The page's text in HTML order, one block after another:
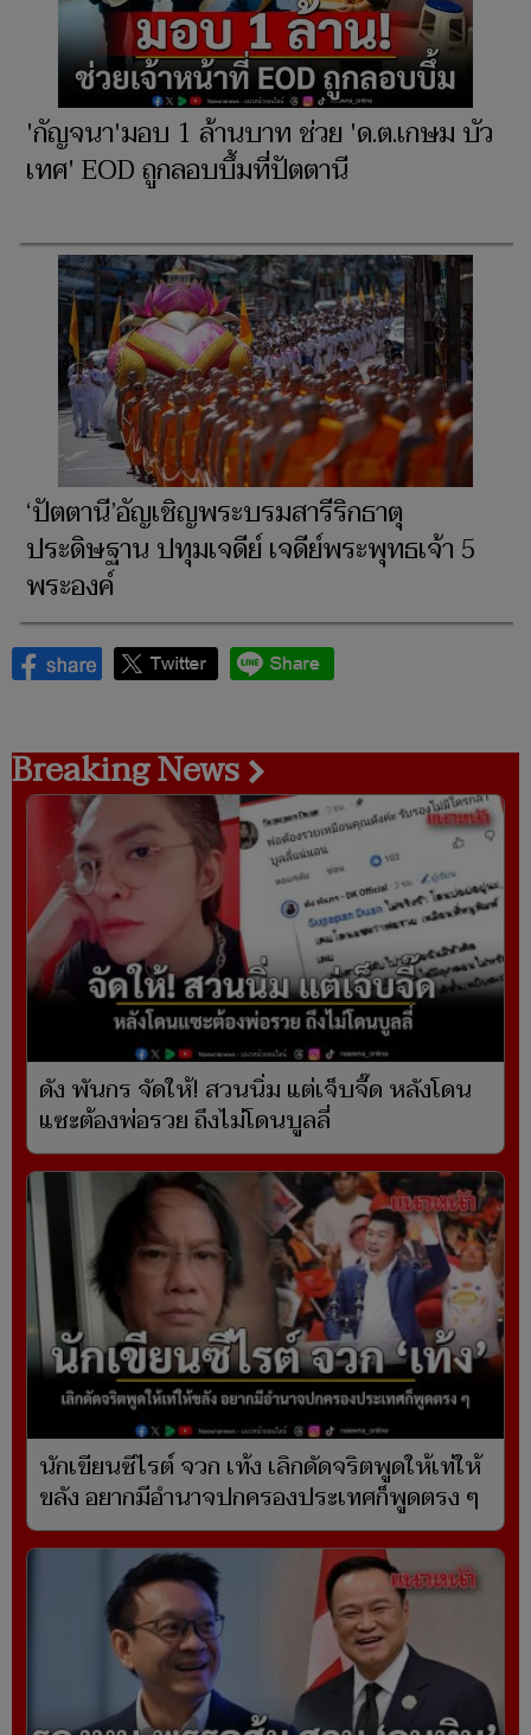
'กัญจนา'มอบ 1 ล้านบาท ช่วย 'ด.ต.เกษม บัว
เทศ' EOD ถูกลอบบึ้มที่ปัตตานี
‘ปัตตานี’อัญเชิญพระบรมสารีริกธาตุ
ประดิษฐาน ปทุมเจดีย์ เจดีย์พระพุทธเจ้า 5
พระองค์
Breaking News
ดัง พันกร จัดให้! สวนนิ่ม แต่เจ็บจี๊ด หลังโดน
แซะต้องพ่อรวย ถึงไม่โดนบูลลี่
นักเขียนซีไรต์ จวก เท้ง เลิกดัดจริตพูดให้เท่ให้
ขลัง อยากมีอำนาจปกครองประเทศก็พูดตรง ๆ